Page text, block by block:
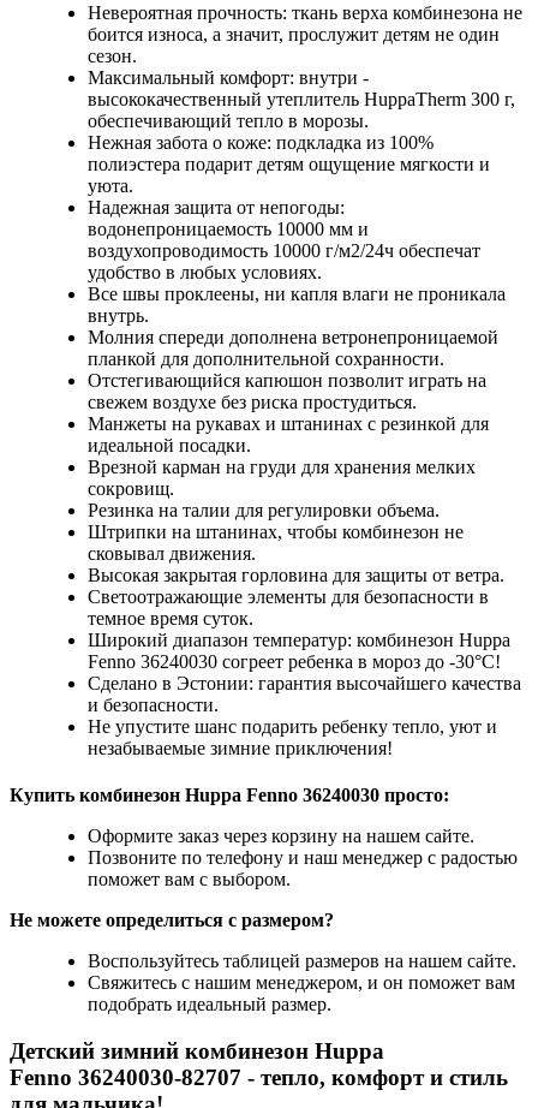
Невероятная прочность: ткань верха комбинезона не
боится износа, а значит, прослужит детям не один
сезон.
Максимальный комфорт: внутри -
высококачественный утеплитель HuppaTherm 300 г,
обеспечивающий тепло в морозы.
Нежная забота о коже: подкладка из 100%
полиэстера подарит детям ощущение мягкости и
уюта.
Надежная защита от непогоды:
водонепроницаемость 10000 мм и
воздухопроводимость 10000 г/м2/24ч обеспечат
удобство в любых условиях.
Все швы проклеены, ни капля влаги не проникала
внутрь.
Молния спереди дополнена ветронепроницаемой
планкой для дополнительной сохранности.
Отстегивающийся капюшон позволит играть на
свежем воздухе без риска простудиться.
Манжеты на рукавах и штанинах с резинкой для
идеальной посадки.
Врезной карман на груди для хранения мелких
сокровищ.
Резинка на талии для регулировки объема.
Штрипки на штанинах, чтобы комбинезон не
сковывал движения.
Высокая закрытая горловина для защиты от ветра.
Светоотражающие элементы для безопасности в
темное время суток.
Широкий диапазон температур: комбинезон Huppa
Fenno 36240030 согреет ребенка в мороз до -30°C!
Сделано в Эстонии: гарантия высочайшего качества
и безопасности.
Не упустите шанс подарить ребенку тепло, уют и
незабываемые зимние приключения!
Купить комбинезон Huppa Fenno 36240030 просто:
Оформите заказ через корзину на нашем сайте.
Позвоните по телефону и наш менеджер с радостью
поможет вам с выбором.
Не можете определиться с размером?
Воспользуйтесь таблицей размеров на нашем сайте.
Свяжитесь с нашим менеджером, и он поможет вам
подобрать идеальный размер.
Детский зимний комбинезон Huppa
Fenno 36240030-82707 - тепло, комфорт и стиль